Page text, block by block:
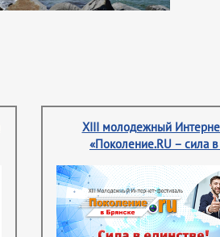
XIII молодежный
«Поколение.RU – сила в